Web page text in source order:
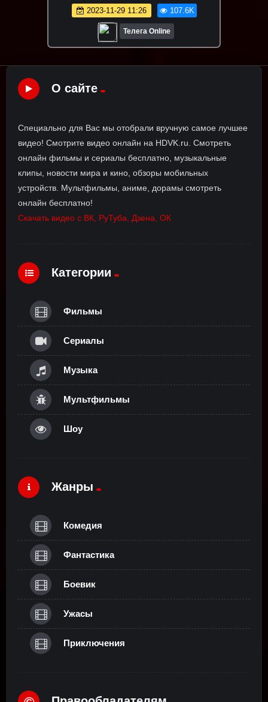
украинских детей / Телега Online
2023-11-29 11:26 107.6K
Телега Online
О сайте
Специально для Вас мы отобрали вручную самое лучшее
видео! Смотрите видео онлайн на HDVK.ru. Смотреть
онлайн фильмы и сериалы бесплатно, музыкальные
клипы, новости мира и кино, обзоры мобильных
устройств. Мультфильмы, аниме, дорамы смотреть
онлайн бесплатно!
Скачать видео с ВК, РуТуба, Дзена, ОК
Категории
Фильмы
Сериалы
Музыка
Мультфильмы
Шоу
Жанры
Комедия
Фантастика
Боевик
Ужасы
Приключения